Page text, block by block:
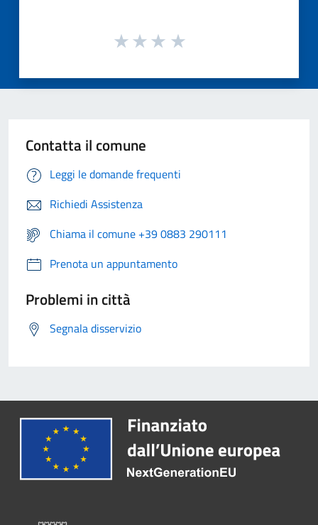
Contatta il comune
Leggi le domande frequenti
Richiedi Assistenza
Chiama il comune +39 0883 290111
Prenota un appuntamento
Problemi in città
Segnala disservizio